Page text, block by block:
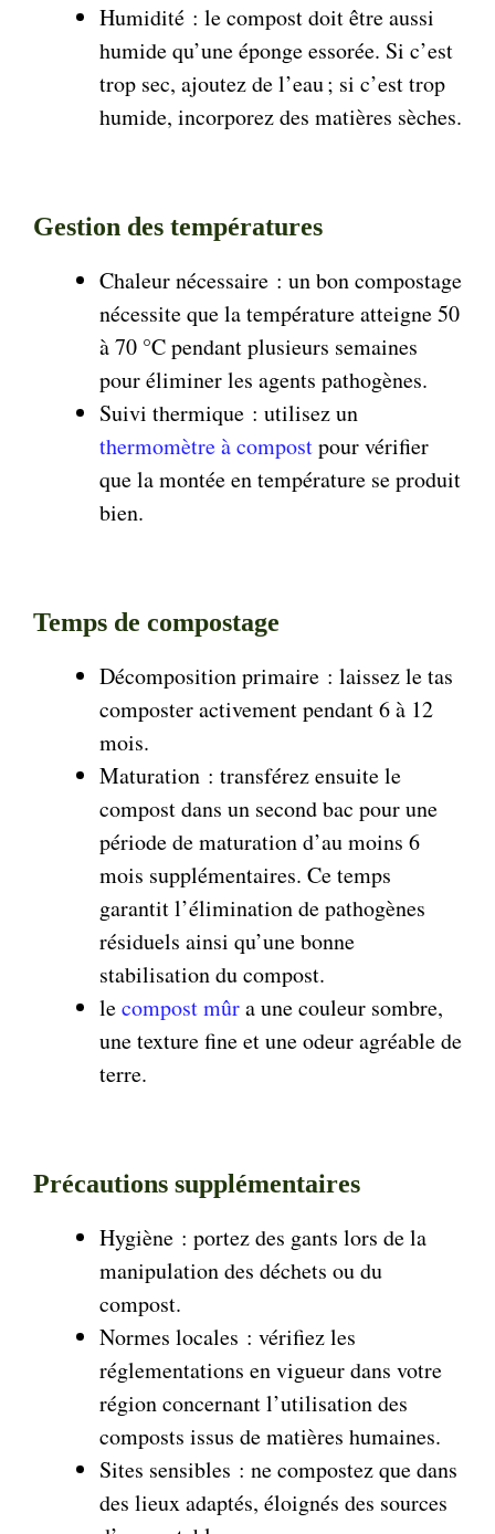
Humidité : le compost doit être aussi
humide qu’une éponge essorée. Si c’est
trop sec, ajoutez de l’eau ; si c’est trop
humide, incorporez des matières sèches.
Gestion des températures
Chaleur nécessaire : un bon compostage
nécessite que la température atteigne 50
à 70 °C pendant plusieurs semaines
pour éliminer les agents pathogènes.
Suivi thermique : utilisez un
thermomètre à compostpour vérifier
que la montée en température se produit
bien.
Temps de compostage
Décomposition primaire : laissez le tas
composter activement pendant 6 à 12
mois.
Maturation : transférez ensuite le
compost dans un second bac pour une
période de maturation d’au moins 6
mois supplémentaires. Ce temps
garantit l’élimination de pathogènes
résiduels ainsi qu’une bonne
stabilisation du compost.
lecompost mûra une couleur sombre,
une texture fine et une odeur agréable de
terre.
Précautions supplémentaires
Hygiène : portez des gants lors de la
manipulation des déchets ou du
compost.
Normes locales : vérifiez les
réglementations en vigueur dans votre
région concernant l’utilisation des
composts issus de matières humaines.
Sites sensibles : ne compostez que dans
des lieux adaptés, éloignés des sources